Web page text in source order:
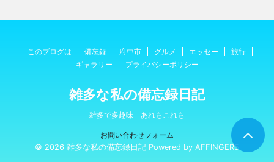
このブログは 備忘録 府中市 グルメ エッセー
旅行
ギャラリー
プライバシーポリシー
雑多な私の備忘録日記
雑多で多趣味 あれもこれも
お問い合わせフォーム
© 2026 雑多な私の備忘録日記 Powered by AFFINGER5